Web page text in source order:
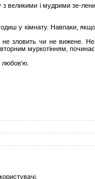
з великими і мудрими зе-
у кімнату. Навпаки,
зловить чи не вижене.
муркотінням, починає
любов'ю.